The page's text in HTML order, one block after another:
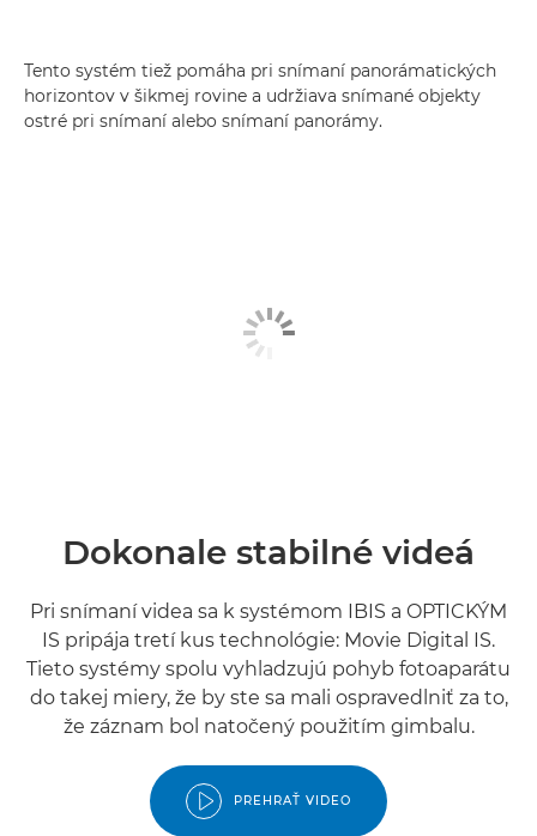
Tento systém tiež pomáha pri snímaní panorámatických
horizontov v šikmej rovine a udržiava snímané objekty
ostré pri snímaní alebo snímaní panorámy.
Dokonale stabilné videá
Pri snímaní videa sa k systémom IBIS a OPTICKÝM
IS pripája tretí kus technológie: Movie Digital IS.
Tieto systémy spolu vyhladzujú pohyb fotoaparátu
do takej miery, že by ste sa mali ospravedlniť za to,
že záznam bol natočený použitím gimbalu.
PREHRAŤ VIDEO